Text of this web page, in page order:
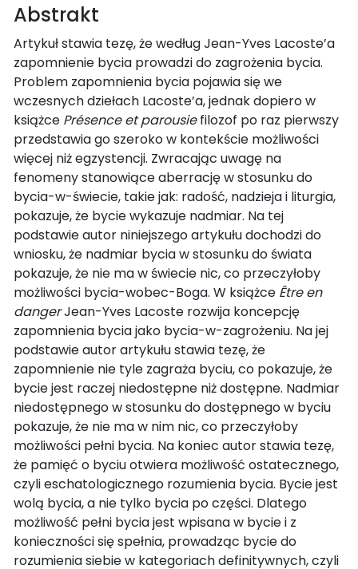
Abstrakt
Artykuł stawia tezę, że według Jean-Yves Lacoste’a
zapomnienie bycia prowadzi do zagrożenia bycia.
Problem zapomnienia bycia pojawia się we
wczesnych dziełach Lacoste’a, jednak dopiero w
książce Présence et parousiefilozof po raz pierwszy
przedstawia go szeroko w kontekście możliwości
więcej niż egzystencji. Zwracając uwagę na
fenomeny stanowiące aberrację w stosunku do
bycia-w-świecie, takie jak: radość, nadzieja i liturgia,
pokazuje, że bycie wykazuje nadmiar. Na tej
podstawie autor niniejszego artykułu dochodzi do
wniosku, że nadmiar bycia w stosunku do świata
pokazuje, że nie ma w świecie nic, co przeczyłoby
możliwości bycia-wobec-Boga. W książce Être en
dangerJean-Yves Lacoste rozwija koncepcję
zapomnienia bycia jako bycia-w-zagrożeniu. Na jej
podstawie autor artykułu stawia tezę, że
zapomnienie nie tyle zagraża byciu, co pokazuje, że
bycie jest raczej niedostępne niż dostępne. Nadmiar
niedostępnego w stosunku do dostępnego w byciu
pokazuje, że nie ma w nim nic, co przeczyłoby
możliwości pełni bycia. Na koniec autor stawia tezę,
że pamięć o byciu otwiera możliwość ostatecznego,
czyli eschatologicznego rozumienia bycia. Bycie jest
wolą bycia, a nie tylko bycia po części. Dlatego
możliwość pełni bycia jest wpisana w bycie i z
konieczności się spełnia, prowadząc bycie do
rozumienia siebie w kategoriach definitywnych, czyli